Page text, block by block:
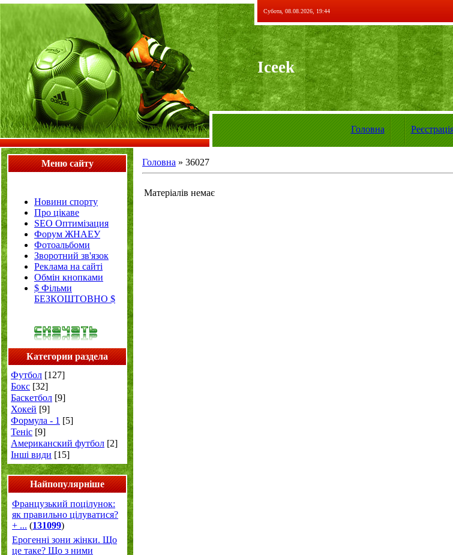
Субота, 08.08.2026, 19:44
Iceek
Головна
Меню сайту
Новини спорту
Про цікаве
SEO Оптимізация
Форум ЖНАЕУ
Фотоальбоми
Зворотний зв'язок
Реклама на сайті
Обмін кнопками
$ Фільми
БЕЗКОШТОВНО $
Категории раздела
Футбол [127]
Бокс [32]
Баскетбол [9]
Хокей [9]
Формула - 1 [5]
Теніс [9]
Американский футбол [2]
Інші види [15]
Найпопулярніше
Французький поцілунок:
як правильно цілуватися?
+ ... (131099)
Ерогенні зони жінки. Що
це таке? Що з ними
Головна » 36027
Матеріалів немає